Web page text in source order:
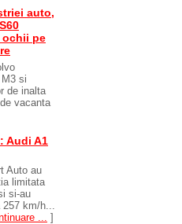
auto,
ochii pe
si
de inalta
vacanta
Audi A1
Auto au
limitata
si-au
km/h...
... ]